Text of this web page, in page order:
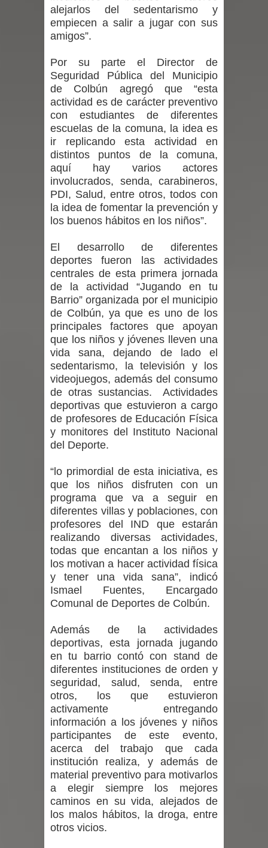
Municipalidad de Curicó apuesta a la
innovación en tecnología educativa
con nuevas pantallas interactivas del
Colegio El Boldo
Municipalidad de Curicó inició
proceso de vacunación escolar
Se activa Código Azul en Talca ante
las bajas temperaturas
GORE Maule figura tercero a nivel
traslados con $133 millones
Dos internos intentaron escapar por
un forado desde la cárcel de Talca
Temporal obliga a cerrar
anticipadamente la Fiesta del
Chancho en Talca tras caída de
ramas cerca de carpas
Miles llegan a la Plaza de Armas de
Talca en el inicio de la Fiesta del
alejarlos del sedentarismo y
empiecen a salir a jugar con sus
amigos”.
Por su parte el Director de
Seguridad Pública del Municipio
de Colbún agregó que “esta
actividad es de carácter preventivo
con estudiantes de diferentes
escuelas de la comuna, la idea es
ir replicando esta actividad en
distintos puntos de la comuna,
aquí hay varios actores
involucrados, senda, carabineros,
PDI, Salud, entre otros, todos con
la idea de fomentar la prevención y
los buenos hábitos en los niños”.
El desarrollo de diferentes
deportes fueron las actividades
centrales de esta primera jornada
de la actividad “Jugando en tu
Barrio” organizada por el municipio
de Colbún, ya que es uno de los
principales factores que apoyan
que los niños y jóvenes lleven una
vida sana, dejando de lado el
sedentarismo, la televisión y los
videojuegos, además del consumo
de otras sustancias. Actividades
deportivas que estuvieron a cargo
de profesores de Educación Física
y monitores del Instituto Nacional
del Deporte.
“lo primordial de esta iniciativa, es
que los niños disfruten con un
programa que va a seguir en
diferentes villas y poblaciones, con
profesores del IND que estarán
realizando diversas actividades,
todas que encantan a los niños y
los motivan a hacer actividad física
y tener una vida sana”, indicó
Ismael Fuentes, Encargado
Comunal de Deportes de Colbún.
Además de la actividades
deportivas, esta jornada jugando
en tu barrio contó con stand de
diferentes instituciones de orden y
seguridad, salud, senda, entre
otros, los que estuvieron
activamente entregando
información a los jóvenes y niños
participantes de este evento,
acerca del trabajo que cada
institución realiza, y además de
material preventivo para motivarlos
a elegir siempre los mejores
caminos en su vida, alejados de
los malos hábitos, la droga, entre
otros vicios.